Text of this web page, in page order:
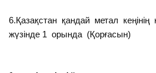
6.Қазақстан қандай метал
жүзінде 1 орында (Қорғасын)